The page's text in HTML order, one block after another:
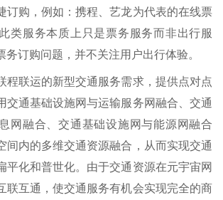
订购，例如：携程、艺龙为代表的在线票
类服务本质上只是票务服务而非出行服
务订购问题，并不关注用户出行体验。
程联运的新型交通服务需求，提供点对点
交通基础设施网与运输服务网融合、交通
网融合、交通基础设施网与能源网融合
间内的多维交通资源融合，从而实现交通
平化和普世化。由于交通资源在元宇宙网
联互通，使交通服务有机会实现完全的商